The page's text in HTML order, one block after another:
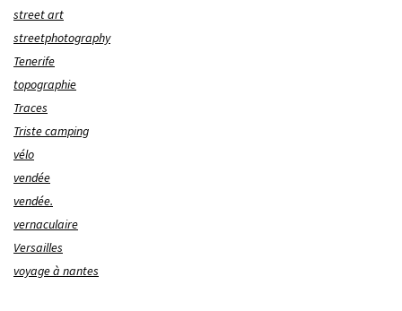
street art
streetphotography
Tenerife
topographie
Traces
Triste camping
vélo
vendée
vendée.
vernaculaire
Versailles
voyage à nantes